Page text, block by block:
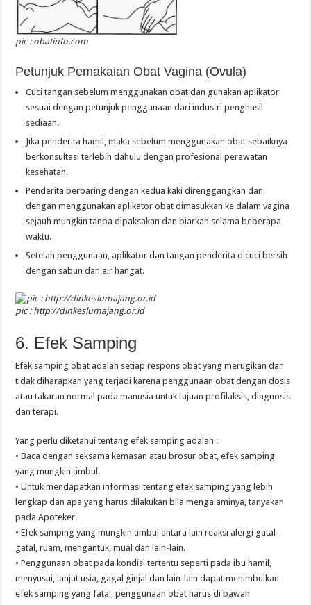
pic : obatinfo.com
Petunjuk Pemakaian Obat Vagina (Ovula)
Cuci tangan sebelum menggunakan obat dan gunakan aplikator
sesuai dengan petunjuk penggunaan dari industri penghasil
sediaan.
Jika penderita hamil, maka sebelum menggunakan obat sebaiknya
berkonsultasi terlebih dahulu dengan profesional perawatan
kesehatan.
Penderita berbaring dengan kedua kaki direnggangkan dan
dengan menggunakan aplikator obat dimasukkan ke dalam vagina
sejauh mungkin tanpa dipaksakan dan biarkan selama beberapa
waktu.
Setelah penggunaan, aplikator dan tangan penderita dicuci bersih
dengan sabun dan air hangat.
pic : http://dinkeslumajang.or.id
6. Efek Samping
Efek samping obat adalah setiap respons obat yang merugikan dan
tidak diharapkan yang terjadi karena penggunaan obat dengan dosis
atau takaran normal pada manusia untuk tujuan profilaksis, diagnosis
dan terapi.
Yang perlu diketahui tentang efek samping adalah :
• Baca dengan seksama kemasan atau brosur obat, efek samping
yang mungkin timbul.
• Untuk mendapatkan informasi tentang efek samping yang lebih
lengkap dan apa yang harus dilakukan bila mengalaminya, tanyakan
pada Apoteker.
• Efek samping yang mungkin timbul antara lain reaksi alergi gatal-
gatal, ruam, mengantuk, mual dan lain-lain.
• Penggunaan obat pada kondisi tertentu seperti pada ibu hamil,
menyusui, lanjut usia, gagal ginjal dan lain-lain dapat menimbulkan
efek samping yang fatal, penggunaan obat harus di bawah